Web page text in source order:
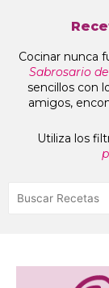
Cocinar nunca
Sabrosario
sencillos con
amigos,
Utiliza los